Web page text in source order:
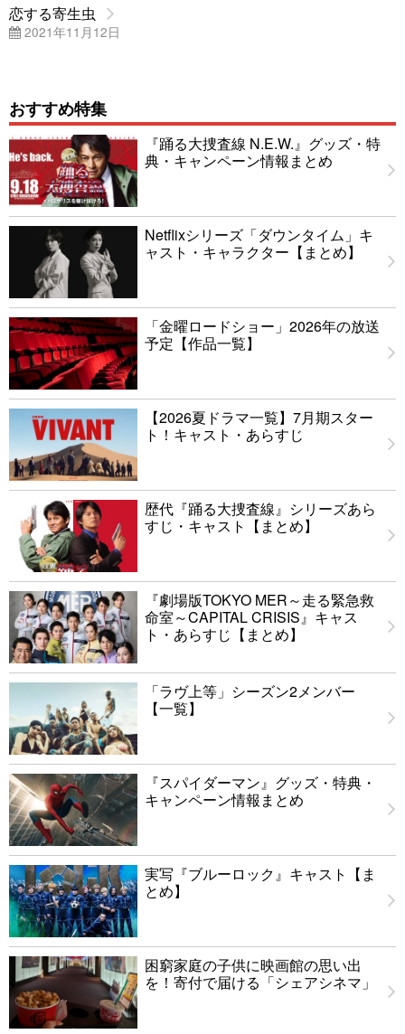
恋する寄生虫
2021年11月12日
おすすめ特集
『踊る大捜査線 N.E.W.』グッズ・特
典・キャンペーン情報まとめ
Netflixシリーズ「ダウンタイム」キ
ャスト・キャラクター【まとめ】
「金曜ロードショー」2026年の放送
予定【作品一覧】
【2026夏ドラマ一覧】7月期スター
ト！キャスト・あらすじ
歴代『踊る大捜査線』シリーズあら
すじ・キャスト【まとめ】
『劇場版TOKYO MER～走る緊急救
命室～CAPITAL CRISIS』キャス
ト・あらすじ【まとめ】
「ラヴ上等」シーズン2メンバー
【一覧】
『スパイダーマン』グッズ・特典・
キャンペーン情報まとめ
実写『ブルーロック』キャスト【ま
とめ】
困窮家庭の子供に映画館の思い出
を！寄付で届ける「シェアシネマ」